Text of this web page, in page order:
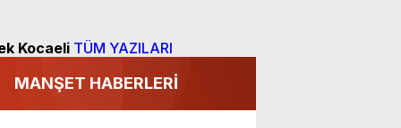
Kocaeli TÜM YAZILARI
MANŞET HABERLERİ